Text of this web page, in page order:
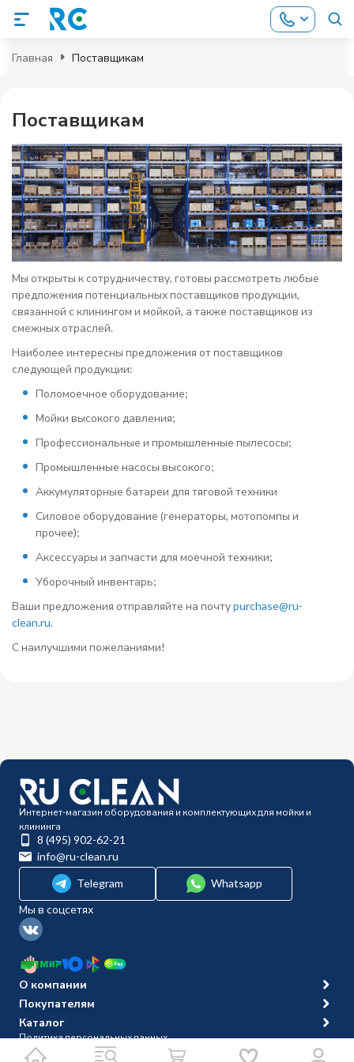
Главная Поставщикам
Поставщикам
Мы открыты к сотрудничеству, готовы рассмотреть любые
предложения потенциальных поставщиков продукции,
связанной с клинингом и мойкой, а также поставщиков из
смежных отраслей.
Наиболее интересны предложения от поставщиков
следующей продукции:
Поломоечное оборудование;
Мойки высокого давления;
Профессиональные и промышленные пылесосы;
Промышленные насосы высокого;
Аккумуляторные батареи для тяговой техники
Силовое оборудование (генераторы, мотопомпы и
прочее);
Аксессуары и запчасти для моечной техники;
Уборочный инвентарь;
Ваши предложения отправляйте на почтуpurchase@ru-
clean.ru.
С наилучшими пожеланиями!
Интернет-магазин оборудования и комплектующих для мойки и
клининга
8 (495) 902-62-21
info@ru-clean.ru
Telegram
Whatsapp
Мы в соцсетях
О компании
Покупателям
Каталог
Политика персональных данных
© 2014-2026 Ru-clean